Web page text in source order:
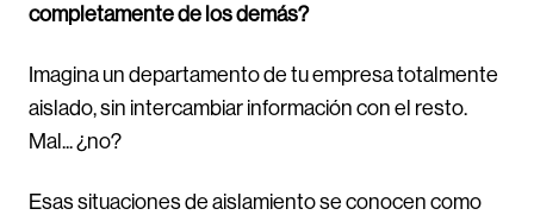
completamente de los demás?
Imagina un departamento de tu empresa totalmente
aislado, sin intercambiar información con el resto.
Mal... ¿no?
Esas situaciones de aislamiento se conocen como